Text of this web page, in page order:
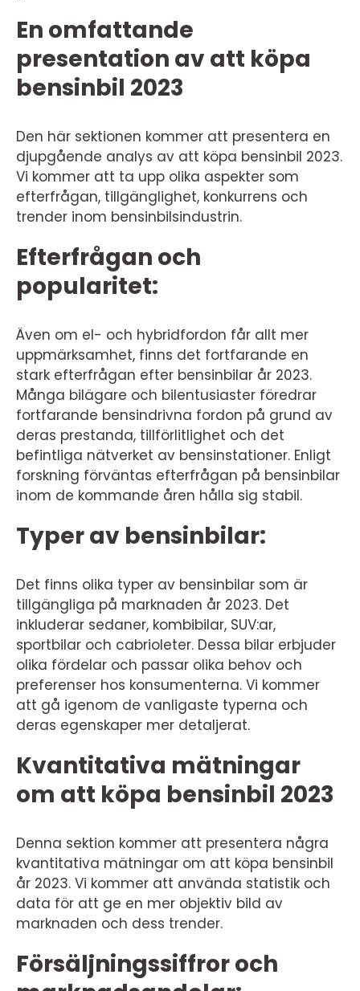
En omfattande
presentation av att köpa
bensinbil 2023
Den här sektionen kommer att presentera en
djupgående analys av att köpa bensinbil 2023.
Vi kommer att ta upp olika aspekter som
efterfrågan, tillgänglighet, konkurrens och
trender inom bensinbilsindustrin.
Efterfrågan och
popularitet:
Även om el- och hybridfordon får allt mer
uppmärksamhet, finns det fortfarande en
stark efterfrågan efter bensinbilar år 2023.
Många bilägare och bilentusiaster föredrar
fortfarande bensindrivna fordon på grund av
deras prestanda, tillförlitlighet och det
befintliga nätverket av bensinstationer. Enligt
forskning förväntas efterfrågan på bensinbilar
inom de kommande åren hålla sig stabil.
Typer av bensinbilar:
Det finns olika typer av bensinbilar som är
tillgängliga på marknaden år 2023. Det
inkluderar sedaner, kombibilar, SUV:ar,
sportbilar och cabrioleter. Dessa bilar erbjuder
olika fördelar och passar olika behov och
preferenser hos konsumenterna. Vi kommer
att gå igenom de vanligaste typerna och
deras egenskaper mer detaljerat.
Kvantitativa mätningar
om att köpa bensinbil 2023
Denna sektion kommer att presentera några
kvantitativa mätningar om att köpa bensinbil
år 2023. Vi kommer att använda statistik och
data för att ge en mer objektiv bild av
marknaden och dess trender.
Försäljningssiffror och